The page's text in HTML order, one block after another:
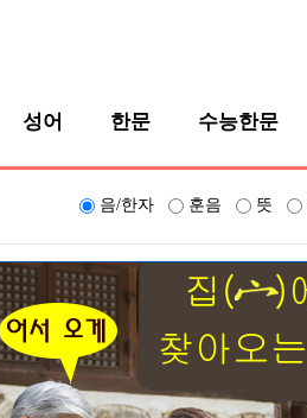
성어 한문 수능한문
음/한자 훈음 뜻